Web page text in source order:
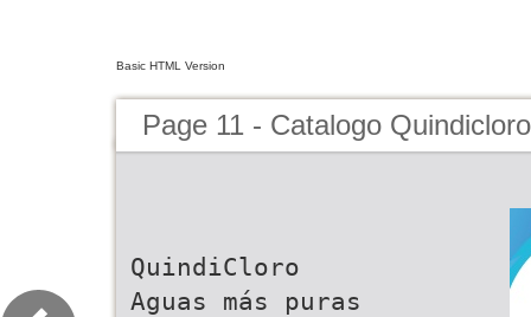
Basic HTML Version
Page 11 - Catalogo Quindicloro
QuindiCloro
Aguas más puras